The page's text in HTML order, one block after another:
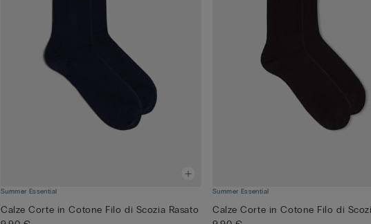
Summer Essential
Calze Corte in Cotone Filo di Scozia Rasato
Summer Essential
Calze Corte in Cotone Filo di